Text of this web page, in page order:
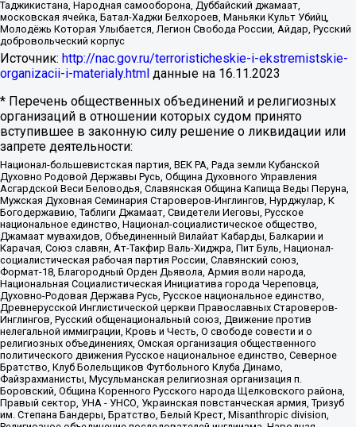
Таджикистана, Народная самооборона, Дуббайский джамаат,
московская ячейка, Батал-Хаджи Белхороев, Маньяки Культ Убийц,
Молодёжь Которая Улыбается, Легион Свобода России, Айдар, Русский
добровольческий корпус
Источник: http://nac.gov.ru/terroristicheskie-i-ekstremistskie-
organizacii-i-materialy.html данные на 16.11.2023
* Перечень общественных объединений и религиозных
организаций в отношении которых судом принято
вступившее в законную силу решение о ликвидации или
запрете деятельности:
Национал-большевистская партия, ВЕК РА, Рада земли Кубанской
Духовно Родовой Державы Русь, Община Духовного Управления
Асгардской Веси Беловодья, Славянская Община Капища Веды Перуна,
Мужская Духовная Семинария Староверов-Инглингов, Нурджулар, К
Богодержавию, Таблиги Джамаат, Свидетели Иеговы, Русское
национальное единство, Национал-социалистическое общество,
Джамаат мувахидов, Объединенный Вилайат Кабарды, Балкарии и
Карачая, Союз славян, Ат-Такфир Валь-Хиджра, Пит Буль, Национал-
социалистическая рабочая партия России, Славянский союз,
Формат-18, Благородный Орден Дьявола, Армия воли народа,
Национальная Социалистическая Инициатива города Череповца,
Духовно-Родовая Держава Русь, Русское национальное единство,
Древнерусской Инглистической церкви Православных Староверов-
Инглингов, Русский общенациональный союз, Движение против
нелегальной иммиграции, Кровь и Честь, О свободе совести и о
религиозных объединениях, Омская организация общественного
политического движения Русское национальное единство, Северное
Братство, Клуб Болельщиков Футбольного Клуба Динамо,
Файзрахманисты, Мусульманская религиозная организация п.
Боровский, Община Коренного Русского народа Щелковского района,
Правый сектор, УНА - УНСО, Украинская повстанческая армия, Тризуб
им. Степана Бандеры, Братство, Белый Крест, Misanthropic division,